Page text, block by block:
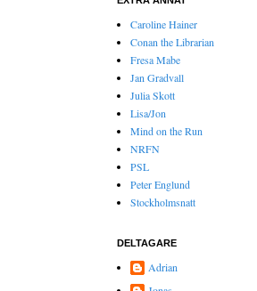
Caroline Hainer
Conan the Librarian
Fresa Mabe
Jan Gradvall
Julia Skott
Lisa/Jon
Mind on the Run
NRFN
PSL
Peter Englund
Stockholmsnatt
DELTAGARE
Adrian